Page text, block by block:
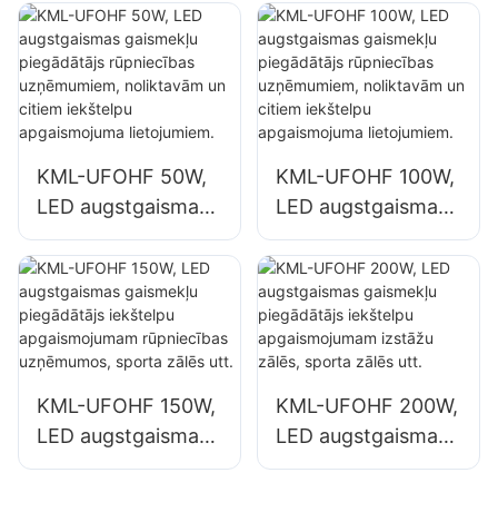
piegādātājs
iekštelpām,
piemēram, rūpnīcu
ēkām un
noliktavām.
reklāmas stendiem
un lielizmēra
izkārtņu
apgaismojumam
KML-UFOHF 50W,
LED augstgaismas
gaismekļu
piegādātājs
rūpniecības
uzņēmumiem,
noliktavām un
apgaismojuma
lietojumiem.
KML-UFOHF 100W,
LED augstgaismas
gaismekļu
piegādātājs
rūpniecības
uzņēmumiem,
noliktavām un
apgaismojuma
lietojumiem.
KML-UFOHF 150W,
LED augstgaismas
gaismekļu
KML-UFOHF 200W,
LED augstgaismas
gaismekļu